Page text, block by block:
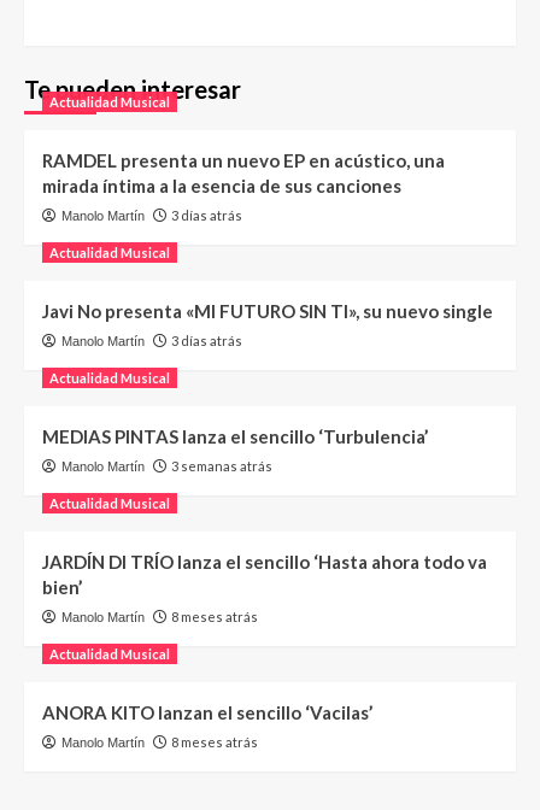
Te pueden interesar
Actualidad Musical
RAMDEL presenta un nuevo EP en acústico, una
mirada íntima a la esencia de sus canciones
Manolo Martín 3 días atrás
Actualidad Musical
Javi No presenta «MI FUTURO SIN TI», su nuevo single
Manolo Martín 3 días atrás
Actualidad Musical
MEDIAS PINTAS lanza el sencillo ‘Turbulencia’
Manolo Martín 3 semanas atrás
Actualidad Musical
JARDÍN DI TRÍO lanza el sencillo ‘Hasta ahora todo va
bien’
Manolo Martín 8 meses atrás
Actualidad Musical
ANORA KITO lanzan el sencillo ‘Vacilas’
Manolo Martín 8 meses atrás